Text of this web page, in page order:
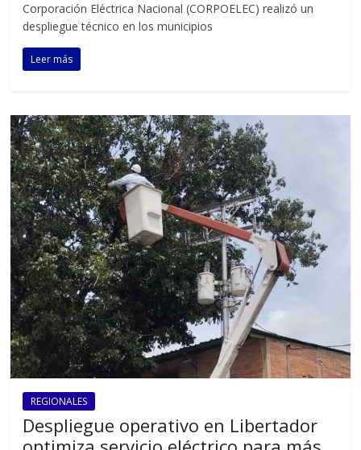
Corporación Eléctrica Nacional (CORPOELEC) realizó un
despliegue técnico en los municipios
Leer más
REGIONALES
Despliegue operativo en Libertador